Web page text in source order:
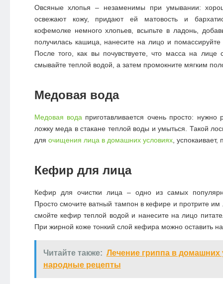
Овсяные хлопья – незаменимы при умывании:
освежают кожу, придают ей матовость и
кофемолке немного хлопьев, всыпьте в ладонь,
получилась кашица, нанесите на лицо и
После того, как вы почувствуете, что масса на лице
смывайте теплой водой, а затем промокните мягким
Медовая вода
Медовая вода приготавливается очень просто: нужно
ложку меда в стакане теплой воды и умыться. Такой
для очищения лица в домашних условиях, успокаивает,
Кефир для лица
Кефир для очистки лица – одно из самых
Просто смочите ватный тампон в кефире и протрите
смойте кефир теплой водой и нанесите на лицо
При жирной коже тонкий слой кефира можно оставить
Читайте также: Лечение гриппа в домашних
народные рецепты